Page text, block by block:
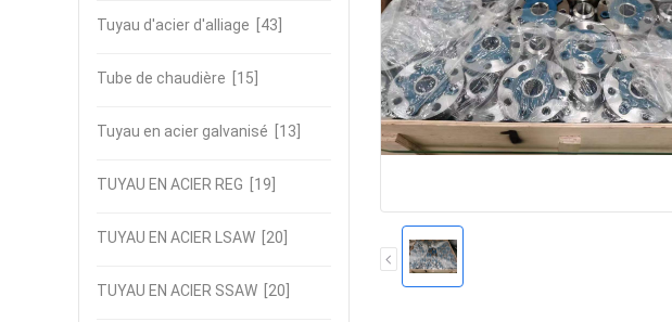
Tuyau d'acier d'alliage [43]
Tube de chaudière [15]
Tuyau en acier galvanisé [13]
TUYAU EN ACIER REG [19]
TUYAU EN ACIER LSAW [20]
TUYAU EN ACIER SSAW [20]